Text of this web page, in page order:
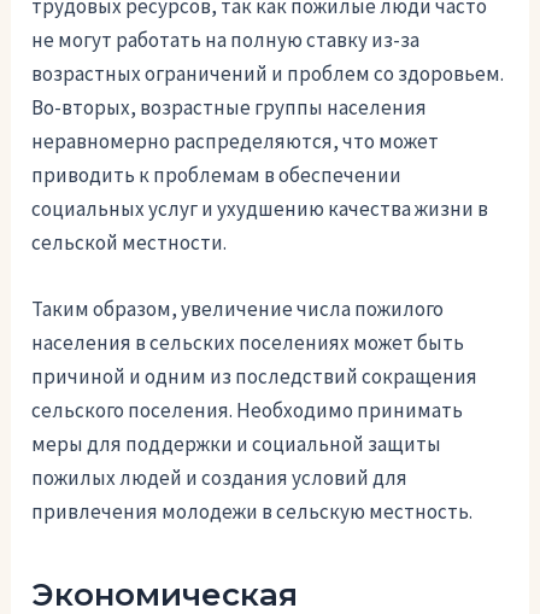
трудовых ресурсов, так как пожилые люди часто
не могут работать на полную ставку из-за
возрастных ограничений и проблем со здоровьем.
Во-вторых, возрастные группы населения
неравномерно распределяются, что может
приводить к проблемам в обеспечении
социальных услуг и ухудшению качества жизни в
сельской местности.
Таким образом, увеличение числа пожилого
населения в сельских поселениях может быть
причиной и одним из последствий сокращения
сельского поселения. Необходимо принимать
меры для поддержки и социальной защиты
пожилых людей и создания условий для
привлечения молодежи в сельскую местность.
Экономическая